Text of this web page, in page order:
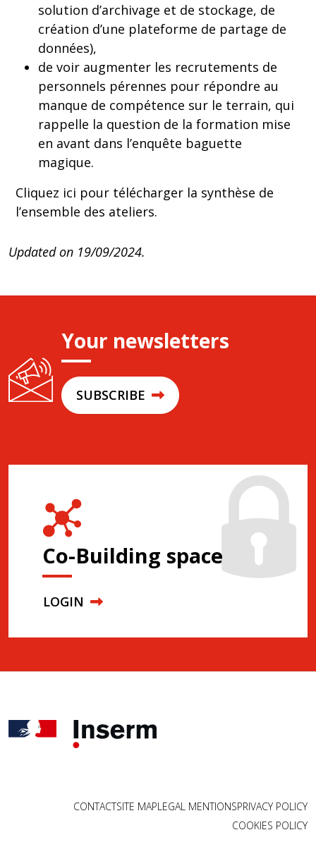
solution d’archivage et de stockage, de
création d’une plateforme de partage de
données),
de voir augmenter les recrutements de
personnels pérennes pour répondre au
manque de compétence sur le terrain, qui
rappelle la question de la formation mise
en avant dans l’enquête baguette
magique.
Cliquez ici pour télécharger la synthèse de
l’ensemble des ateliers.
Updated on 19/09/2024.
Your newsletters
SUBSCRIBE
Co-Building space
LOGIN
CONTACTSITE MAPLEGAL MENTIONSPRIVACY POLICY
COOKIES POLICY